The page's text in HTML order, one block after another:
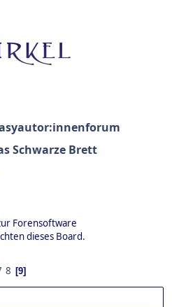
Schwarze Brett
Forensoftware
dieses Board.
8 9